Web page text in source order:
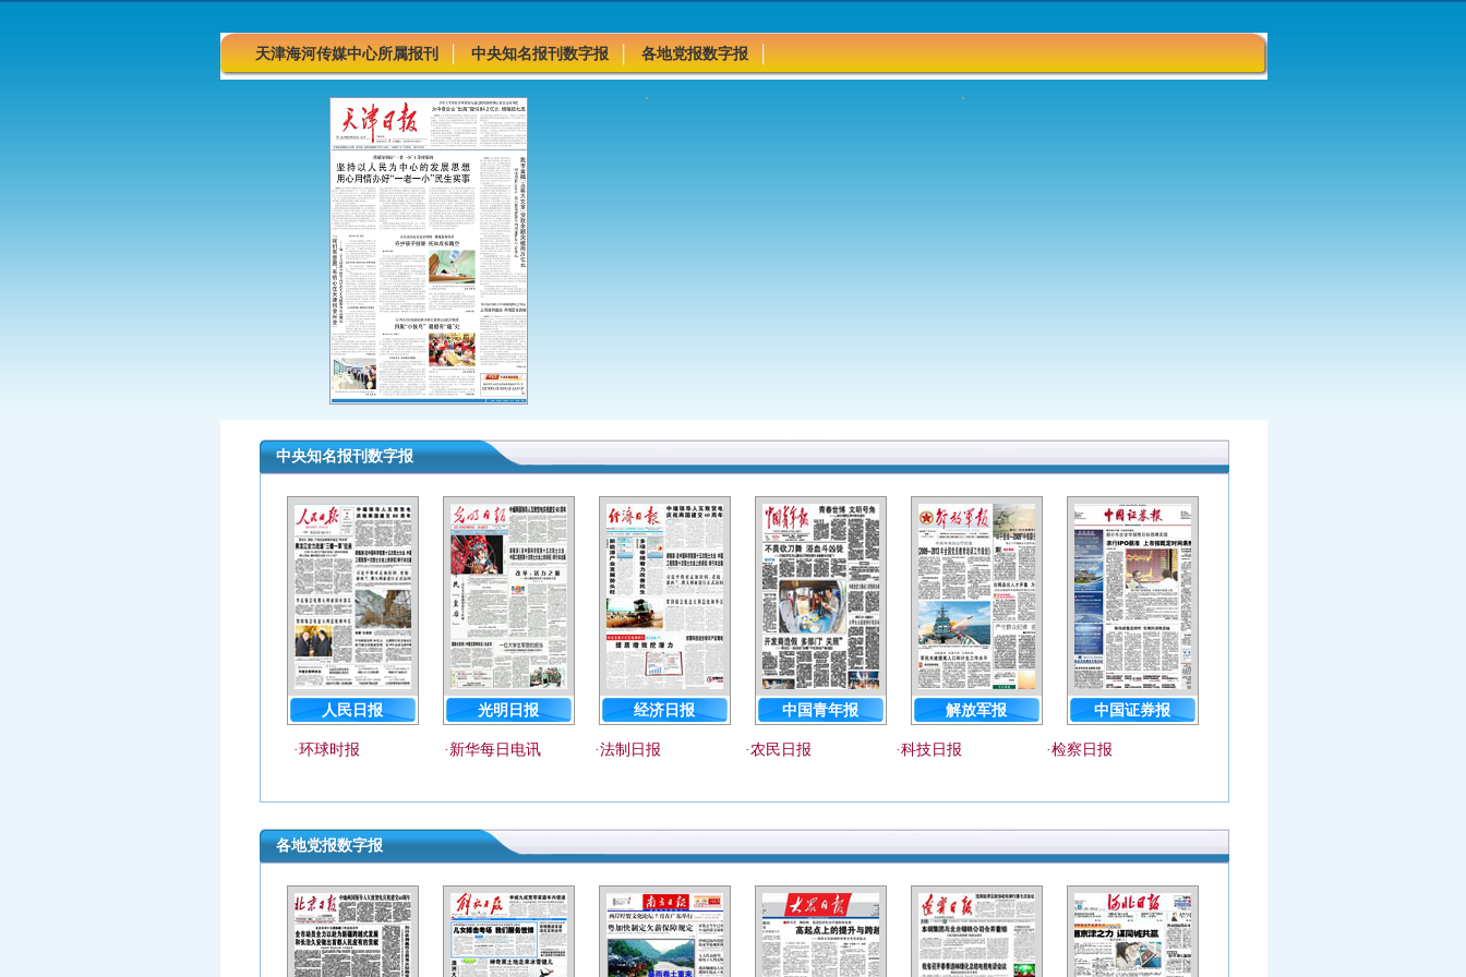
天津海河传媒中心所属报刊 中央知名报刊数字报 各地党报数字报
中央知名报刊数字报
人民日报 光明日报 经济日报 中国青年报 解放军报 中国证券报
·环球时报 · 新华每日电讯 ·法制日报 ·农民日报 ·科技日报 ·检察日报
各地党报数字报